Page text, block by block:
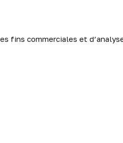
fins commerciales et